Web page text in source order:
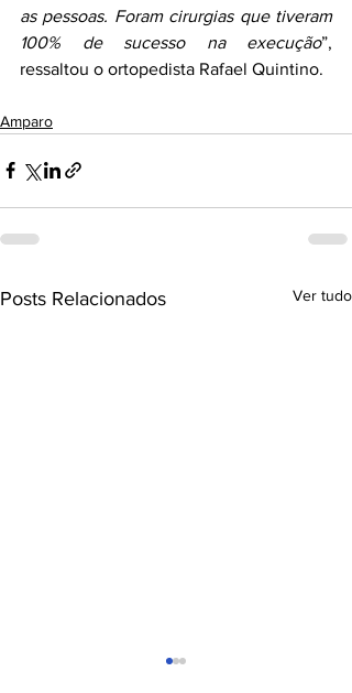
as pessoas. Foram cirurgias que tiveram
100% de sucesso na execução”,
ressaltou o ortopedista Rafael Quintino.
Amparo
Posts Relacionados Ver tudo